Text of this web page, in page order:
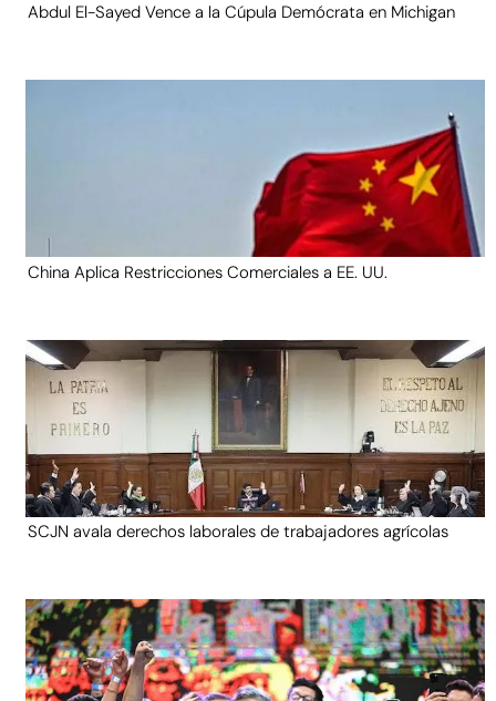
Abdul El-Sayed Vence a la Cúpula Demócrata en Michigan
China Aplica Restricciones Comerciales a EE. UU.
SCJN avala derechos laborales de trabajadores agrícolas